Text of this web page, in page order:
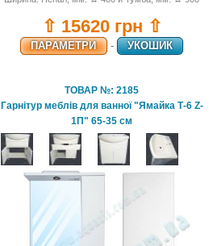
⇧ 15620 грн ⇧
ПАРАМЕТРИ - УКОШИК
ТОВАР №: 2185
Гарнітур меблів для ванної "Ямайка Т-6 Z-
1П" 65-35 см